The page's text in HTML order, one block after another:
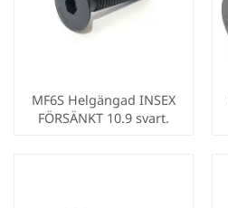
MF6S Helgängad INSEX
FÖRSÄNKT 10.9 svart.